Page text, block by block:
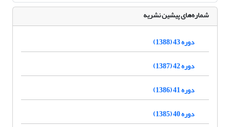
شماره‌های پیشین نشریه
دوره 43 (1388)
دوره 42 (1387)
دوره 41 (1386)
دوره 40 (1385)